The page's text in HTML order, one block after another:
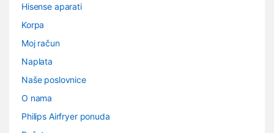
Hisense aparati
Korpa
Moj račun
Naplata
Naše poslovnice
O nama
Philips Airfryer ponuda